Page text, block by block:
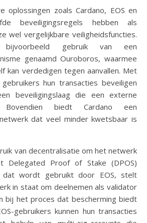
oplossingen zoals Cardano, EOS en
beveiligingsregels hebben als
wel vergelijkbare veiligheidsfuncties.
bijvoorbeeld gebruik van een
genaamd Ouroboros, waarmee
kan verdedigen tegen aanvallen. Met
hun transacties beveiligen
beveiligingslaag die een externe
Bovendien biedt Cardano een
dat veel minder kwetsbaar is
van decentralisatie om het netwerk
Delegated Proof of Stake (DPOS)
dat wordt gebruikt door EOS, stelt
in staat om deelnemen als validator
bij het proces dat bescherming biedt
gebruikers kunnen hun transacties